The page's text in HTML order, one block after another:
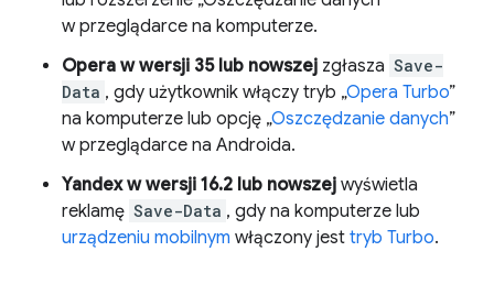
w przeglądarce na komputerze.
Opera w wersji 35 lub nowszej zgłasza Save-
Data , gdy użytkownik włączy tryb „Opera Turbo”
na komputerze lub opcję „Oszczędzanie danych”
w przeglądarce na Androida.
Yandex w wersji 16.2 lub nowszej wyświetla
reklamę Save-Data , gdy na komputerze lub
urządzeniu mobilnym włączony jest tryb Turbo.